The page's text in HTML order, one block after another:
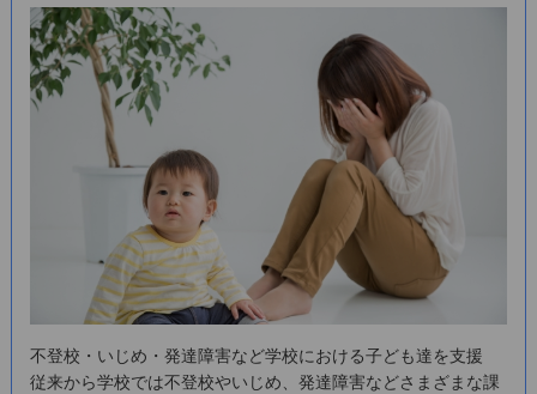
不登校・いじめ・発達障害など学校における子ども達を支援
従来から学校では不登校やいじめ、発達障害などさまざまな課